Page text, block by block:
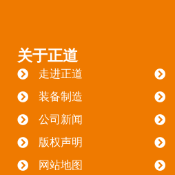
关于正道
走进正道
装备制造
公司新闻
版权声明
网站地图